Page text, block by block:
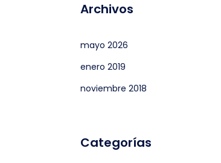
Archivos
mayo 2026
enero 2019
noviembre 2018
Categorías